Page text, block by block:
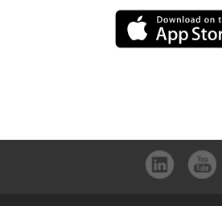
letöltése
Play-
UniCredit